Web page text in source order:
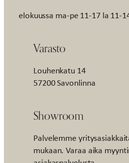
elokuussa ma-pe 11-17 la 11-
Varasto
Louhenkatu 14
57200 Savonlinna
Showroom
Palvelemme
mukaan. Varaa aika